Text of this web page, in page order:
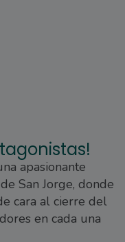
apasionante
San Jorge, donde
cara al cierre del
en cada una